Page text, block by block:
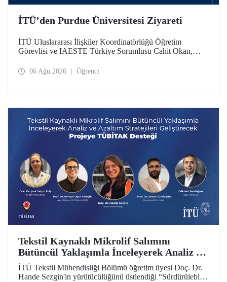
İTÜ’den Purdue Üniversitesi Ziyareti
İTÜ Uluslararası İlişkiler Koordinatörlüğü Öğretim
Görevlisi ve IAESTE Türkiye Sorumlusu Cahit Okan,
Temmuz tarihlerinde ABD’de dünyanın önde gelen
06 Ağu 2026 Öğrenci
Tekstil Kaynaklı Mikrolif Salımını
Bütüncül Yaklaşımla İnceleyerek Analiz ve
Azaltım Stratejileri Geliştirecek Projeye
TÜBİTAK Desteği
İTÜ Tekstil Mühendisliği Bölümü öğretim üyesi Doç. Dr.
Hande Sezgin'in yürütücülüğünü üstlendiği “Sürdürülebilir